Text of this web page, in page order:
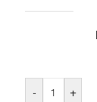
- +